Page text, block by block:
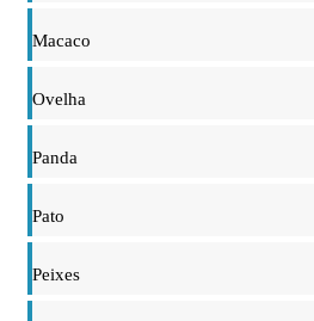
Macaco
Ovelha
Panda
Pato
Peixes